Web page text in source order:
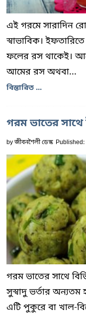
এই গরমে সারাদিন
স্বাভাবিক।
ফলের রস থাকেই।
আমের রস অথবা...
বিস্তারিত ...
গরম ভাতের সাথে
byজীবনশৈলী ডেস্ক
গরম ভাতের সাথে
সুস্বাদু ভর্তার অন্যতম
এটি পুকুরে বা খাল-